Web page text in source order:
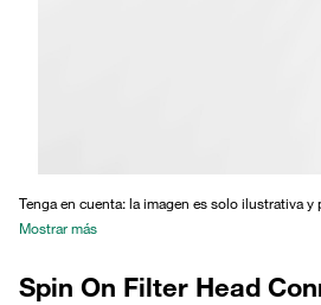
Tenga en cuenta: la imagen es solo ilustrativa
Mostrar más
Spin On Filter Head